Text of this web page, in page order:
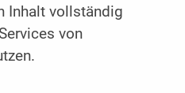
Inhalt vollständig
von